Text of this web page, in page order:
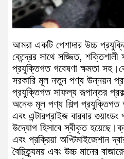
আমরা একটি পেশাদার উচ্চ
কেন্দ্রের সাথে সজ্জিত,
প্রযুক্তিগত গবেষণা ক্ষমতা
সরকারি মূল নতুন পণ্য উন্নয়ন
প্রযুক্তিগত সাফল্য রূপান্তর
অনেক মূল পণ্য শিল্প প্রযুক্তিগত
এবং এন্টারপ্রাইজ বারবার
উদ্যোগ হিসাবে স্বীকৃত
এবং প্রক্রিয়া অপ্টিমাইজেশান
বৈচিত্র্যময় এবং উচ্চ মানের